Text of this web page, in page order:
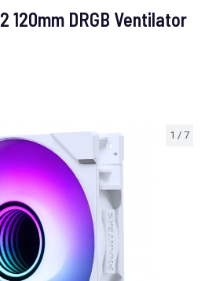
1 / 7
120mm DRGB Ventilator